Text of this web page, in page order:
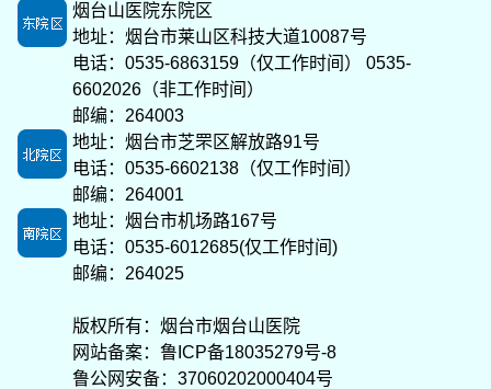
烟台山医院东院区
地址：烟台市莱山区科技大道10087号
电话：0535-6863159（仅工作时间） 0535-
6602026（非工作时间）
邮编：264003
地址：烟台市芝罘区解放路91号
电话：0535-6602138（仅工作时间）
邮编：264001
地址：烟台市机场路167号
电话：0535-6012685(仅工作时间)
邮编：264025
版权所有：烟台市烟台山医院
网站备案： 鲁ICP备18035279号-8
鲁公网安备：37060202000404号